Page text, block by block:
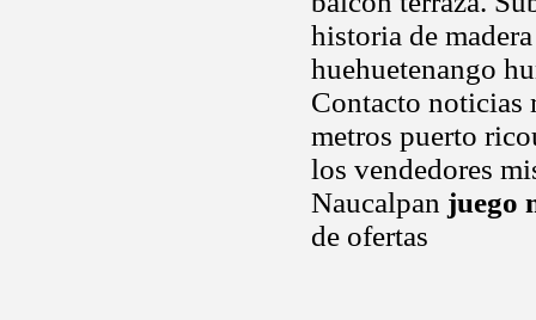
historia de
huehuetenango
Contacto noticias
metros puerto
los vendedores
Naucalpan juego
de ofertas